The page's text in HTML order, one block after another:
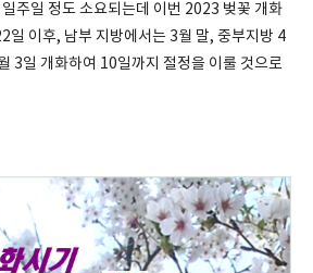
주일 정도 소요되는데 이번 2023 벚꽃 개화
일 이후, 남부 지방에서는 3월 말, 중부지방 4
3일 개화하여 10일까지 절정을 이룰 것으로